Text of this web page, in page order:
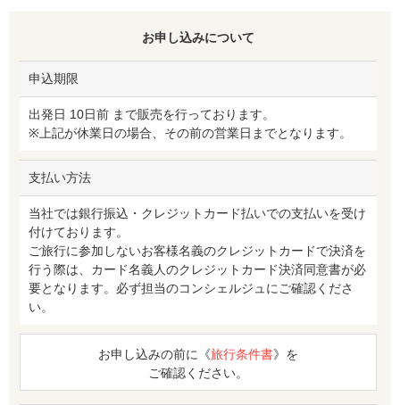
お申し込みについて
申込期限
出発日 10日前 まで販売を行っております。
※上記が休業日の場合、その前の営業日までとなります。
支払い方法
当社では銀行振込・クレジットカード払いでの支払いを受け
付けております。
ご旅行に参加しないお客様名義のクレジットカードで決済を
行う際は、カード名義人のクレジットカード決済同意書が必
要となります。必ず担当のコンシェルジュにご確認くださ
い。
お申し込みの前に《旅行条件書》を
ご確認ください。